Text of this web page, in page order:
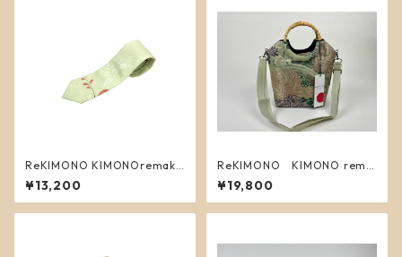
ReKIMONO KIMONOremake
necktie 2
¥13,200
ReKIMONO KIMONO rema
kebag S ４
¥19,800